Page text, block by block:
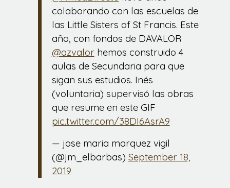
colaborando con las escuelas de
las Little Sisters of St Francis. Este
año, con fondos de DAVALOR
@azvalorhemos construido 4
aulas de Secundaria para que
sigan sus estudios. Inés
(voluntaria) supervisó las obras
que resume en este GIF
pic.twitter.com/38DI6AsrA9
— jose maria marquez vigil
(@jm_elbarbas) September 18,
2019